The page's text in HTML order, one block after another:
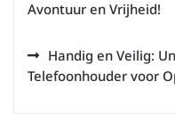
Avontuur en Vrijheid!
Handig en Veilig:
Telefoonhouder voor